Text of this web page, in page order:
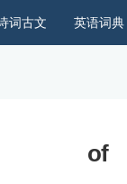
英语词典
词古文
of